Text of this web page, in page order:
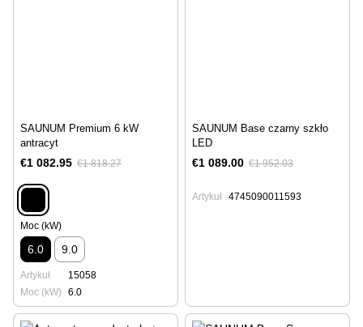
SAUNUM Premium 6 kW
antracyt
€1 082.95 €1 818.27
Moc (kW)
6.0 9.0
Artykuł
15058
Moc (kW)
6.0
SAUNUM Base czarny szkło
LED
€1 089.00 €1 952.03
Artykuł 4745090011593